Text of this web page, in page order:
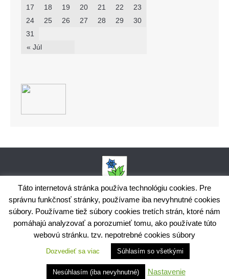
« Júl
17
18 19 20 21 22
23
24
25 26 27 28 29
30
31
Obecný úrad Bodiná, č. 102, 018 15 Prečín,
+421424398035,www.bodina.eu
IČO: 00 692 522, Prima banka Slovensko, a.s., IBAN: SK25 5600 0000
0029 9178 8001
Ochrana osobných údajov
Využite možnosť získavania aktuálnych informácií s využitím
Táto internetová stránka používa technológiu cookies. Pre
správnu funkčnosť stránky, používame iba nevyhnutné cookies
súbory. Používame tiež súbory cookies tretích strán, ktoré nám
pomáhajú analyzovať a porozumieť tomu, ako používate túto
webovú stránku. tzv. nepotrebné cookies súbory
Dozvedieť sa viac Súhlasím so všetkými
Nesúhlasím (iba nevyhnutné) Nastavenie